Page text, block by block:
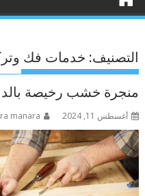
التصنيف: خدمات فك
منجرة خشب رخيصة بالدمام
أغسطس 11, 2024 manara